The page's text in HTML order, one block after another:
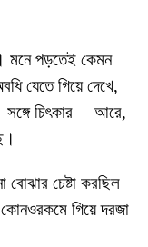
মনে পড়তেই কেমন
যেতে গিয়ে দেখে,
চিৎকার— আরে,
চেষ্টা করছিল
গিয়ে দরজা